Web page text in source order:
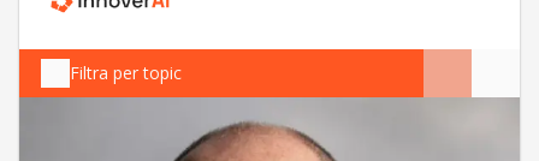
Filtra per topic